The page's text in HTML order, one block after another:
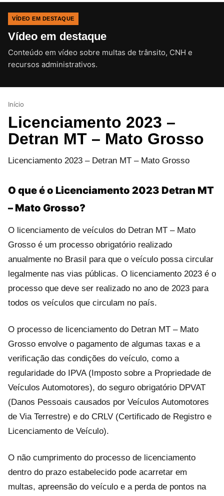
VÍDEO EM DESTAQUE
Vídeo em destaque
Conteúdo em vídeo sobre multas de trânsito, CNH e
recursos administrativos.CLIQUE PARA ATIVAR O SOM
Início
Licenciamento 2023 –
Detran MT – Mato Grosso
Licenciamento 2023 – Detran MT – Mato Grosso
O que é o Licenciamento 2023 Detran MT
– Mato Grosso?
O licenciamento de veículos do Detran MT – Mato
Grosso é um processo obrigatório realizado
anualmente no Brasil para que o veículo possa circular
legalmente nas vias públicas. O licenciamento 2023 é o
processo que deve ser realizado no ano de 2023 para
todos os veículos que circulam no país.
O processo de licenciamento do Detran MT – Mato
Grosso envolve o pagamento de algumas taxas e a
verificação das condições do veículo, como a
regularidade do IPVA (Imposto sobre a Propriedade de
Veículos Automotores), do seguro obrigatório DPVAT
(Danos Pessoais causados por Veículos Automotores
de Via Terrestre) e do CRLV (Certificado de Registro e
Licenciamento de Veículo).
O não cumprimento do processo de licenciamento
dentro do prazo estabelecido pode acarretar em
multas, apreensão do veículo e a perda de pontos na